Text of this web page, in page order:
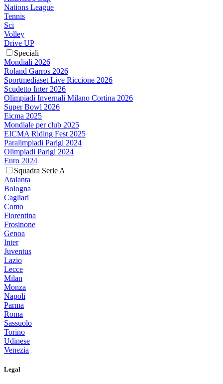
Nations League
Tennis
Sci
Volley
Drive UP
Speciali
Mondiali 2026
Roland Garros 2026
Sportmediaset Live Riccione 2026
Scudetto Inter 2026
Olimpiadi Invernali Milano Cortina 2026
Super Bowl 2026
Eicma 2025
Mondiale per club 2025
EICMA Riding Fest 2025
Paralimpiadi Parigi 2024
Olimpiadi Parigi 2024
Euro 2024
Squadra Serie A
Atalanta
Bologna
Cagliari
Como
Fiorentina
Frosinone
Genoa
Inter
Juventus
Lazio
Lecce
Milan
Monza
Napoli
Parma
Roma
Sassuolo
Torino
Udinese
Venezia
Legal